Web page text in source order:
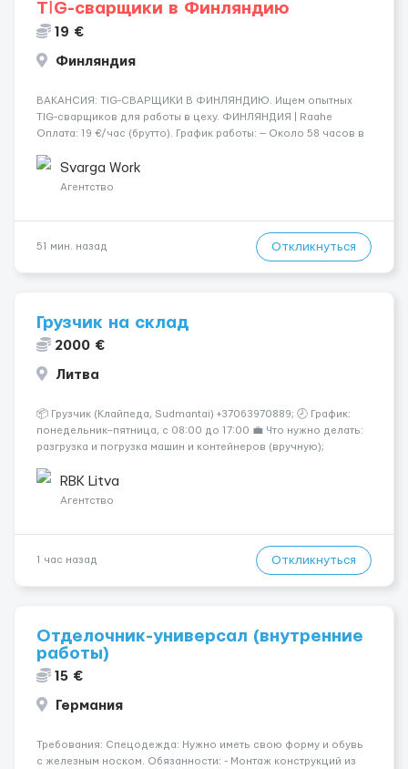
TİG-сварщики в Финляндию
19 €
Финляндия
​​ВАКАНСИЯ: TIG-СВАРЩИКИ В ФИНЛЯНДИЮ. Ищем опытных
TIG-сварщиков для работы в цеху. ФИНЛЯНДИЯ | Raahe
Оплата: 19 €/час (брутто). График работы: — Около 58 часов в
переработки. Дата начала: — Как можно скорее....
Svarga Work
Агентство
51 мин. назад Откликнуться
Грузчик на склад
2000 €
Литва
📦 Грузчик (Клайпеда, Sudmantai) +37063970889; 🕗 График:
понедельник–пятница, с 08:00 до 17:00 💼 Что нужно делать:
разгрузка и погрузка машин и контейнеров (вручную);
выполнение других поручений заведующего складом. ✅
Требования: ...
RBK Litva
Агентство
1 час назад Откликнуться
Отделочник-универсал (внутренние
работы)
15 €
Германия
Требования: Спецодежда: Нужно иметь свою форму и обувь
с железным носком. Обязанности: - Монтаж конструкций из